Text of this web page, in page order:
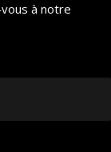
à notre